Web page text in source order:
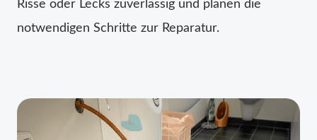
Risse oder Lecks zuverlässig und planen die
notwendigen Schritte zur Reparatur.